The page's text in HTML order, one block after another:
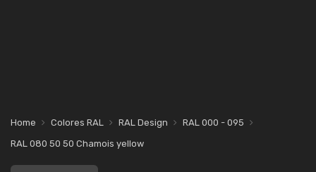
Home Colores RAL RAL Design
RAL 000 - 095
RAL 080 50 50 Chamois yellow